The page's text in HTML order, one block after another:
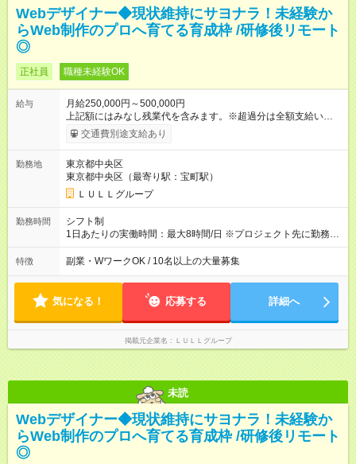
Webデザイナー◆現状維持にサヨナラ！未経験か
らWeb制作のプロへ育てる育成枠 /研修後リモート
◎
正社員 職種未経験OK
給与
月給250,000円～500,000円
上記額にはみなし残業代を含みます。※超過分は全額支給いたし
ます。 みなし残業代 21,675円／月 みなし残業時間 12時間／月 -
------------------------------------------------------- ≪経験者の方は以下と
万円～＋業績賞与＋交通費＋各種手当 ※固定残業代（30時間/6
万6，610円分）を含む。超過分は追加支給いたします 能力やス
キルを考慮し初任給を決定。経験者の方は前給考慮も可能で
す！ ◎昇給年1回（研修終了後） ◎賞与年2回（2月・8月）＋業
績賞与あり ◤スキルアップも、収入アップも。◢ 入社後の成長
や頑張りは、しっかり給与で還元しています。 実際にほぼ全員
上アップした社員も。 エンジニアへの還元率は業界高水準の
87％。 スキルを磨いた分だけ、収入アップも目指せる環境で
す！ 【試用期間】試用期間あり 試用期間の長さ：6ヶ月 ※ 雇用
形態と給与に、本採用時と異なる部分があります。 雇用形態：
中途採用（契約社員） 給与：月給 230,000円以上 上記額にはみ
なし残業代を含みます。※超過分は全額支給いたします。 みな
別途支給いたします ※研修期間中（最大12ヶ月間）も、試用期
交通費別途支給あり
勤務地
東京都中央区
東京都中央区（最寄り駅：宝町駅）
ＬＵＬＬグループ
勤務時間
シフト制
1日あたりの実働時間：最大8時間/日 ※プロジェクト先に勤務時
間は異なります 【シフト例】 ・10時00分～19時00分 ・9時00
分～18時00分 平均残業時間：月10時間以内
特徴 副業・WワークOK / 10名以上の大量募集
気になる！ 応募する 詳細へ
掲載元企業名 ＬＵＬＬグループ
未読
Webデザイナー◆現状維持にサヨナラ！未経験か
らWeb制作のプロへ育てる育成枠 /研修後リモート
◎